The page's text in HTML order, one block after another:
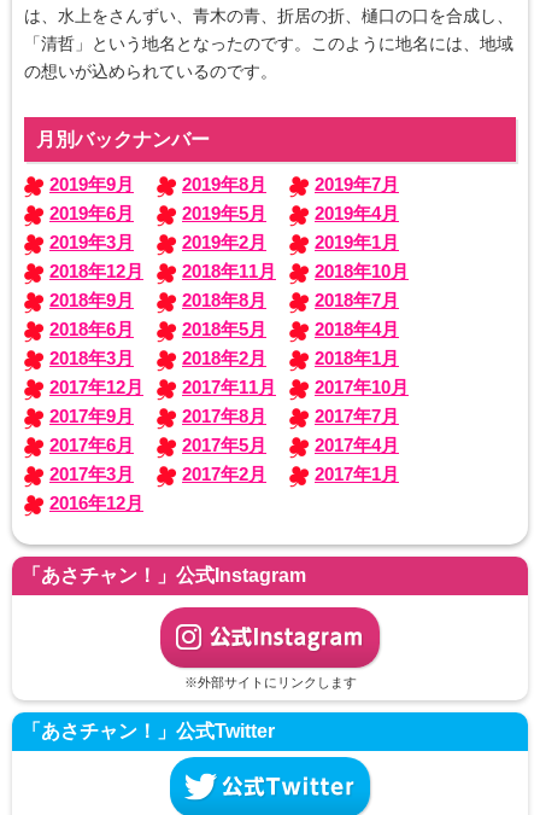
は、水上をさんずい、青木の青、折居の折、樋口の口を合成し、
「清哲」という地名となったのです。このように地名には、地域
の想いが込められているのです。
月別バックナンバー
2019年9月 2019年8月
2019年7月
2019年6月
2019年5月
2019年4月
2019年3月
2019年2月
2019年1月
2018年12月
2018年11月
2018年10月
2018年9月
2018年8月
2018年7月
2018年6月
2018年5月
2018年4月
2018年3月
2018年2月
2018年1月
2017年12月
2017年11月
2017年10月
2017年9月
2017年8月
2017年7月
2017年6月
2017年5月
2017年4月
2017年3月
2017年2月
2017年1月
2016年12月
「あさチャン！」公式Instagram
※外部サイトにリンクします
「あさチャン！」公式Twitter